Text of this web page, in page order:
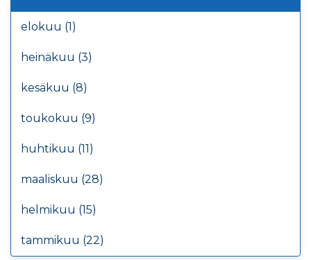
elokuu (1)
heinäkuu (3)
kesäkuu (8)
toukokuu (9)
huhtikuu (11)
maaliskuu (28)
helmikuu (15)
tammikuu (22)